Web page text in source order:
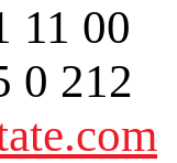
11 00
0 212